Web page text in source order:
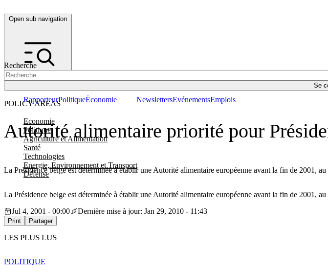
Open sub navigation
Recherche
Se
POLICY AREAS
Economie
Politique
Agriculture et Alimentation
Santé
Technologies
Energie, Environnement et Transport
Défense
RapporteurPolitiqueÉconomie NewslettersEvénementsEmplois
Autorité alimentaire priorité pour
La Présidence belge est déterminée à établir une Autorité alimentaire européenne avant la fin de 2001, au
La Présidence belge est déterminée à établir une Autorité alimentaire européenne avant la fin de 2001, au
Jul 4, 2001 - 00:00
Dernière mise à jour: Jan 29, 2010 - 11:43
Print Partager
LES PLUS LUS
POLITIQUE